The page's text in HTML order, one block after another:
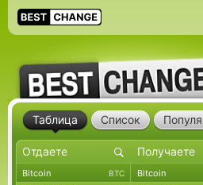
Таблица Список
Bitcoin BTC Bitcoin